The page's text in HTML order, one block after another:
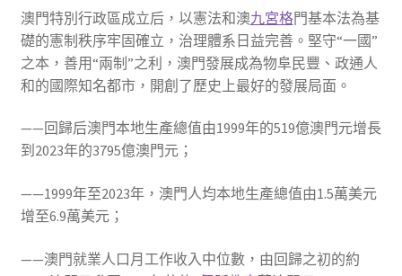
澳門特別行政區成立后，以憲法和澳九宮格門基本法為基
礎的憲制秩序牢固確立，治理體系日益完善。堅守“一國”
之本，善用“兩制”之利，澳門發展成為物阜民豐、政通人
和的國際知名都市，開創了歷史上最好的發展局面。
——回歸后澳門本地生產總值由1999年的519億澳門元增長
到2023年的3795億澳門元；
——1999年至2023年，澳門人均本地生產總值由1.5萬美元
增至6.9萬美元；
——澳門就業人口月工作收入中位數，由回歸之初的約